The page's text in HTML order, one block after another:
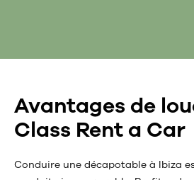
Avantages de
Class Rent a Car
Conduire une décapotable à Ibiza